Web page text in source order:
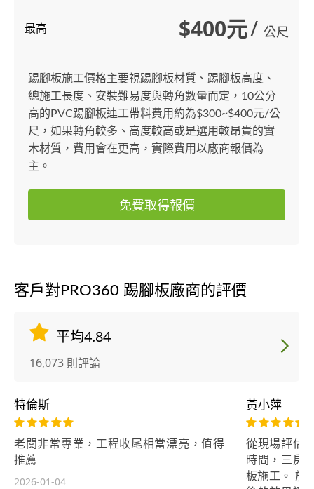
最高 $400元/ 公尺
踢腳板施工價格主要視踢腳板材質、踢腳板高度、
總施工長度、安裝難易度與轉角數量而定，10公分
高的PVC踢腳板連工帶料費用約為$300~$400元/公
尺，如果轉角較多、高度較高或是選用較昂貴的實
木材質，費用會在更高，實際費用以廠商報價為
主。
免費取得報價
客戶對PRO360 踢腳板廠商的評價
平均4.84
16,073 則評論
特倫斯
老闆非常專業，工程收尾相當漂亮，值得
推薦
2026-01-04
黃小萍
從現場評估
時間，三房
板施工。 施